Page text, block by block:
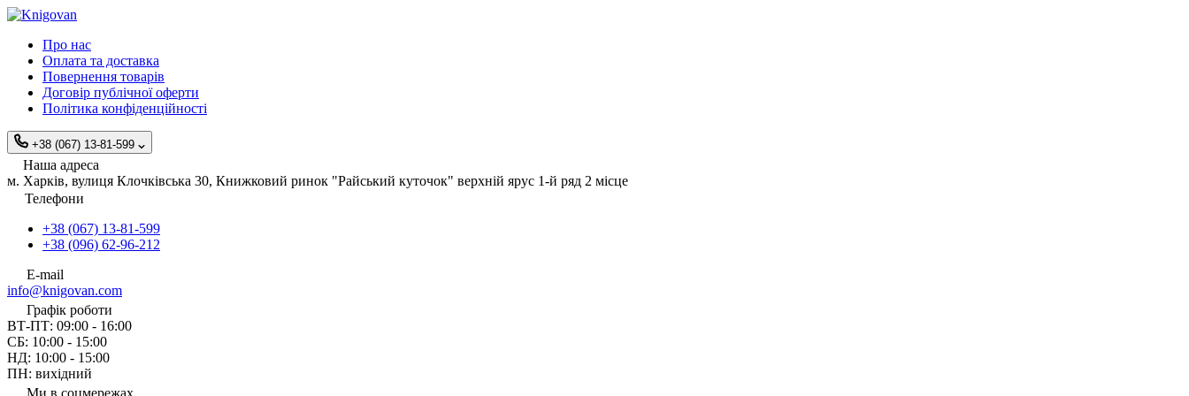
Про нас
Оплата та доставка
Повернення товарів
Договір публічної оферти
Політика конфіденційності
+38 (067) 13-81-599
Наша адреса
м. Харків, вулиця Клочківська 30, Книжковий ринок "Райський куточок" верхній ярус 1-й ряд 2 місце
Телефони
+38 (067) 13-81-599
+38 (096) 62-96-212
E-mail
info@knigovan.com
Графік роботи
ВТ-ПТ: 09:00 - 16:00
СБ: 10:00 - 15:00
НД: 10:00 - 15:00
ПН: вихідний
Ми в соцмережах